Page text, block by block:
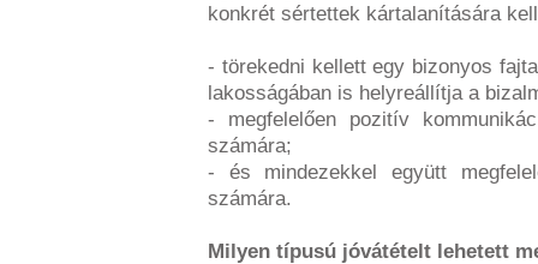
konkrét sértettek kártalanítására
- törekedni kellett egy bizonyos
lakosságában is helyreállítja a
- megfelelően pozitív
számára;
- és mindezekkel együtt
számára.
Milyen típusú jóvátételt lehetett